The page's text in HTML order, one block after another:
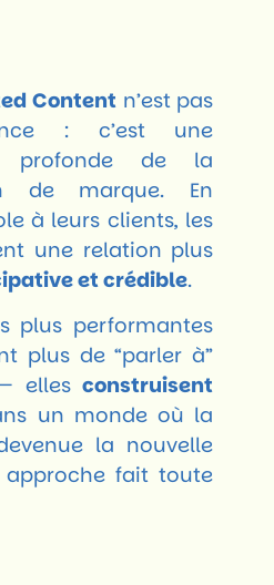
Contentn’est pas
: c’est une
profonde de la
de marque. En
à leurs clients, les
une relation plus
et crédible.
plus performantes
plus de “parler à”
ellesconstruisent
un monde où la
la nouvelle
fait toute